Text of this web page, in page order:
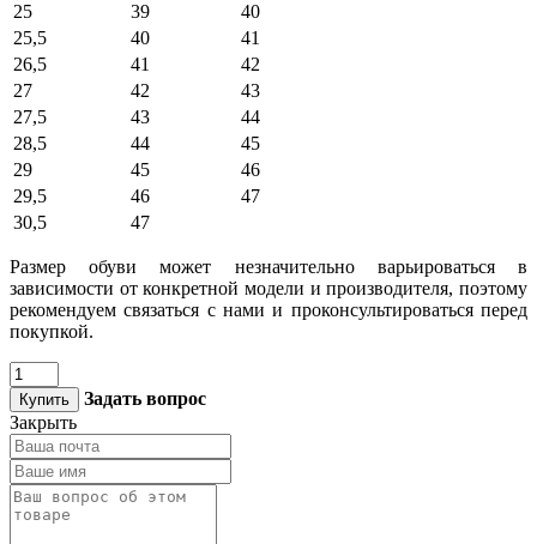
25
39
40
25,5
40
41
26,5
41
42
27
42
43
27,5
43
44
28,5
44
45
29
45
46
29,5
46
47
30,5
47
Размер обуви может незначительно варьироваться в
зависимости от конкретной модели и производителя, поэтому
рекомендуем связаться с нами и проконсультироваться перед
покупкой.
Купить
Задать вопрос
Закрыть